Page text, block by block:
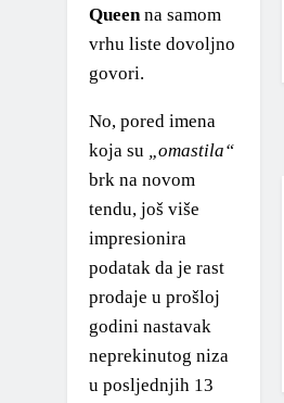
*2020 – …*
*2010-2020*
2010 – 2015
*2015 – 2020*
2015
Queenna samom
vrhu liste dovoljno
govori.
No, pored imena
koja su „omastila“
brk na novom
tendu, još više
impresionira
podatak da je rast
prodaje u prošloj
godini nastavak
neprekinutog niza
u posljednjih 13